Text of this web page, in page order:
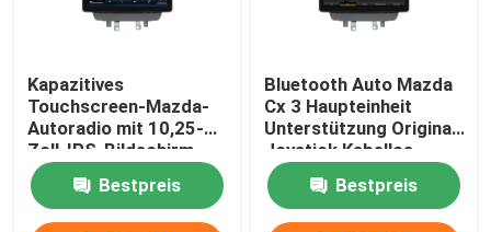
Kapazitives
Touchscreen-Mazda-
Autoradio mit 10,25-
Zoll-IPS-Bildschirm,
kabellosem Carplay
Bestpreis
Bluetooth Auto Mazda
Cx 3 Haupteinheit
Unterstützung Original
Joystick Kabellos
Carplay 4G
Bestpreis